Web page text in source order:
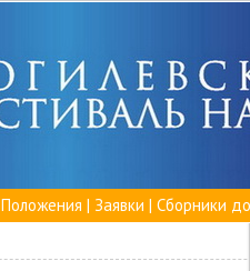
Положения | Заявки | Сборники